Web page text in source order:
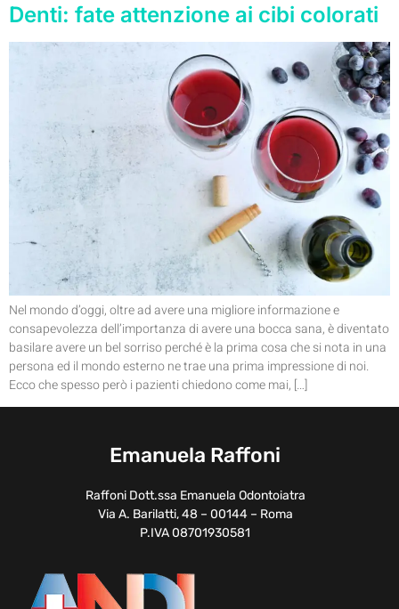
Denti: fate attenzione ai cibi colorati
Nel mondo d’oggi, oltre ad avere una migliore informazione e
consapevolezza dell’importanza di avere una bocca sana, è diventato
basilare avere un bel sorriso perché è la prima cosa che si nota in una
persona ed il mondo esterno ne trae una prima impressione di noi.
Ecco che spesso però i pazienti chiedono come mai, […]
Emanuela Raffoni
Raffoni Dott.ssa Emanuela Odontoiatra
Via A. Barilatti, 48 – 00144 – Roma
P.IVA 08701930581